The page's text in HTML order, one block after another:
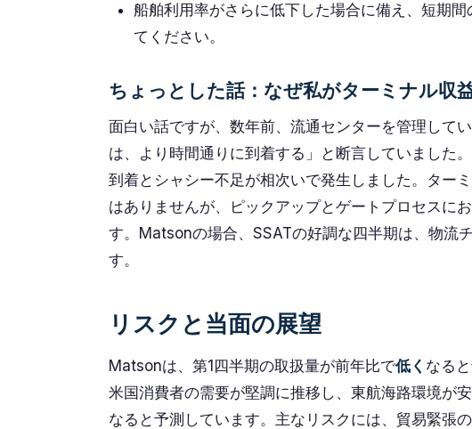
船舶利用率がさらに低下した場合に備え、短期
てください。
ちょっとした話：なぜ私がターミナル収
面白い話ですが、数年前、流通センターを管理して
は、より時間通りに到着する」と断言していました
到着とシャシー不足が相次いで発生しました。ター
はありませんが、ピックアップとゲートプロセスに
す。Matsonの場合、SSATの好調な四半期は、物流
す。
リスクと当面の展望
Matsonは、第1四半期の取扱量が前年比で低く なる
米国消費者の需要が堅調に推移し、東航海路環境が
なると予測しています。主なリスクには、貿易緊張